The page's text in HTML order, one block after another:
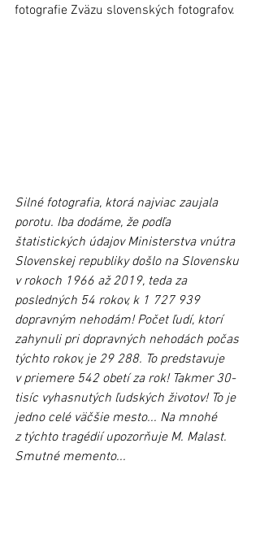
fotografie Zväzu slovenských fotografov.
Silné fotografia, ktorá najviac zaujala
porotu. Iba dodáme, že podľa
štatistických údajov Ministerstva vnútra
Slovenskej republiky došlo na Slovensku
v rokoch 1966 až 2019, teda za
posledných 54 rokov, k 1 727 939
dopravným nehodám! Počet ľudí, ktorí
zahynuli pri dopravných nehodách počas
týchto rokov, je 29 288. To predstavuje
v priemere 542 obetí za rok! Takmer 30-
tisíc vyhasnutých ľudských životov! To je
jedno celé väčšie mesto... Na mnohé
z týchto tragédií upozorňuje M. Malast.
Smutné memento...